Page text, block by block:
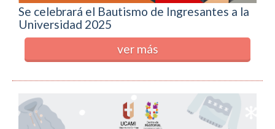
Se celebrará el Bautismo de Ingresantes a la
Universidad 2025
ver más